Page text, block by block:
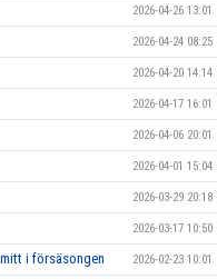
2026-04-26 13:01
2026-04-24 08:25
2026-04-20 14:14
2026-04-17 16:01
2026-04-06 20:01
2026-04-01 15:04
2026-03-29 20:18
2026-03-17 10:50
i försäsongen 2026-02-23 10:01